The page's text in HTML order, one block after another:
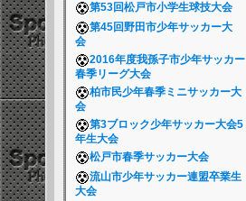
第53回松戸市小学生球技大会
第45回野田市少年サッカー大
会
2016年度我孫子市少年サッカー
春季リーグ大会
柏市民少年春季ミニサッカー大
会
第3ブロック少年サッカー大会5
年生大会
松戸市春季サッカー大会
流山市少年サッカー連盟卒業生
大会